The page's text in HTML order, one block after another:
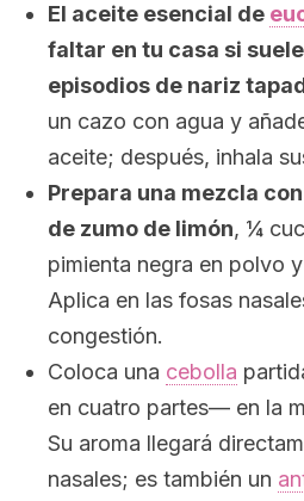
El aceite esencial de
faltar en tu casa si
episodios de nariz
un cazo con agua y
aceite; después, inhala
Prepara una mezcla
de zumo de limón, ¼
pimienta negra en polvo
Aplica en las fosas
congestión.
Coloca una cebolla
en cuatro partes— en la
Su aroma llegará
nasales; es también un